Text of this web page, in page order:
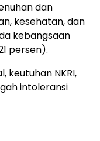
dan
kesehatan, dan
kebangsaan
persen).
keutuhan NKRI,
intoleransi